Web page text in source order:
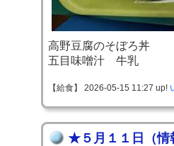
高野豆腐のそぼろ丼
五目味噌汁 牛乳
【給食】 2026-05-15 11:27 up!
★５月１１日（情